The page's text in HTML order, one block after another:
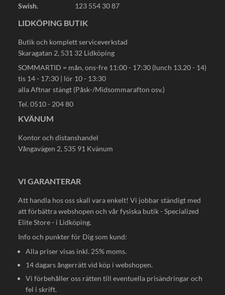
Swish.
123 554 30 87
LIDKÖPING BUTIK
Butik och komplett serviceverkstad
Skaragatan 2, 531 32 Lidköping
SOMMARTID = mån, ons-fre 11:00 - 17:30 (lunch 13.20 - 14)
tis 14 - 17:30 | lör 10 - 13:30
alla Aftnar stängt (Påsk-/Midsommarafton osv.)
Tel. 0510 - 204 80
KVÄNUM
Kontor och distanshandel
Vångavägen 2, 535 91 Kvänum
VI GARANTERAR
Att handla hos oss skall vara enkelt! Vi jobbar ständigt med
att förbättra webshopen och vår fysiska butik - Specialized
Elite Store - i Lidköping.
Info och punkter för Dig som kund:
Alla priser visas inkl. 25% moms.
14 dagars ångerrätt vid köp i webshopen.
Vi förbehåller oss rätten till eventuella prisändringar och
fel i skrift.